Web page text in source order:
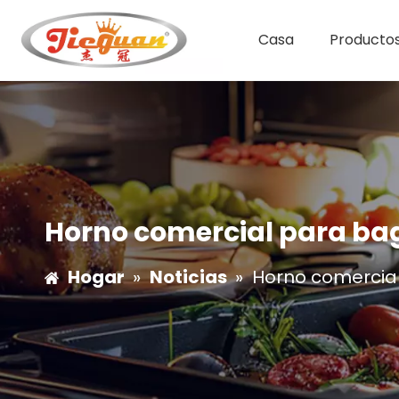
Casa
Horno comercial para
Hogar »Noticias »Horno